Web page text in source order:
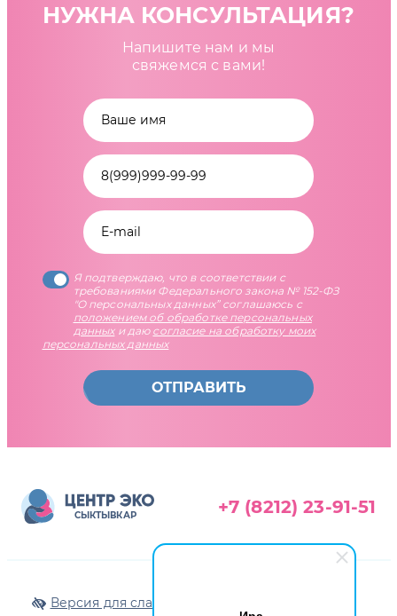
НУЖНА КОНСУЛЬТАЦИЯ?
Напишите нам и мы
свяжемся с вами!
Я подтверждаю, что в соответствии с
требованиями Федерального закона № 152-ФЗ
"О персональных данных” соглашаюсь с
положением об обработке персональных
данныхи даю согласие на обработку моих
персональных данных
ОТПРАВИТЬ
СЫКТЫВКАР +7 (8212) 23-91-51
Версия для слабовидящих